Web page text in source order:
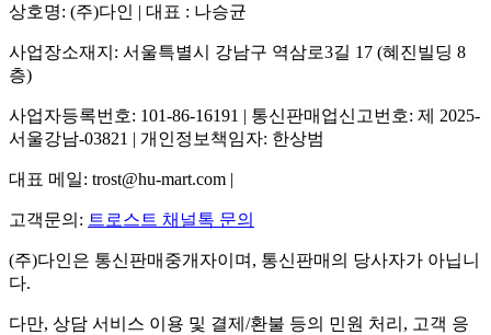
상호명: (주)다인 | 대표 : 나승균
사업장소재지: 서울특별시 강남구 역삼로3길 17 (혜진빌딩 8
층)
사업자등록번호: 101-86-16191 | 통신판매업신고번호: 제 2025-
서울강남-03821 | 개인정보책임자: 한상범
대표 메일: trost@hu-mart.com |
고객문의: 트로스트 채널톡 문의
(주)다인은 통신판매중개자이며, 통신판매의 당사자가 아닙니
다.
다만, 상담 서비스 이용 및 결제/환불 등의 민원 처리, 고객 응